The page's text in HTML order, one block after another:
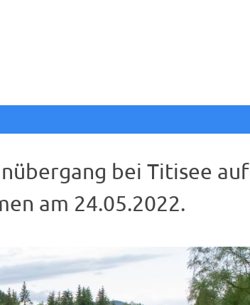
bei Titisee auf
am 24.05.2022.